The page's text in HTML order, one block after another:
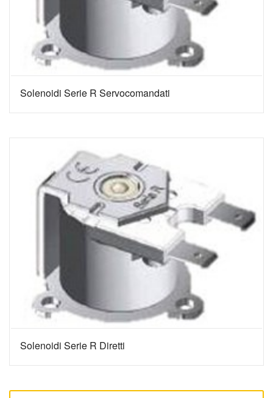
Solenoidi Serie R Servocomandati
Solenoidi Serie R Diretti